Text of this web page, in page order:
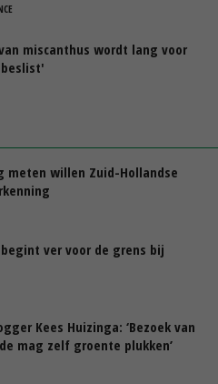
miscanthus wordt lang voor
meten willen Zuid-Hollandse
ver voor de grens bij
Kees Huizinga: ‘Bezoek van
mag zelf groente plukken’